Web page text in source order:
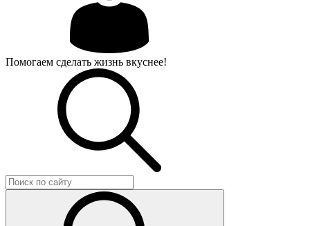
Помогаем сделать жизнь вкуснее!